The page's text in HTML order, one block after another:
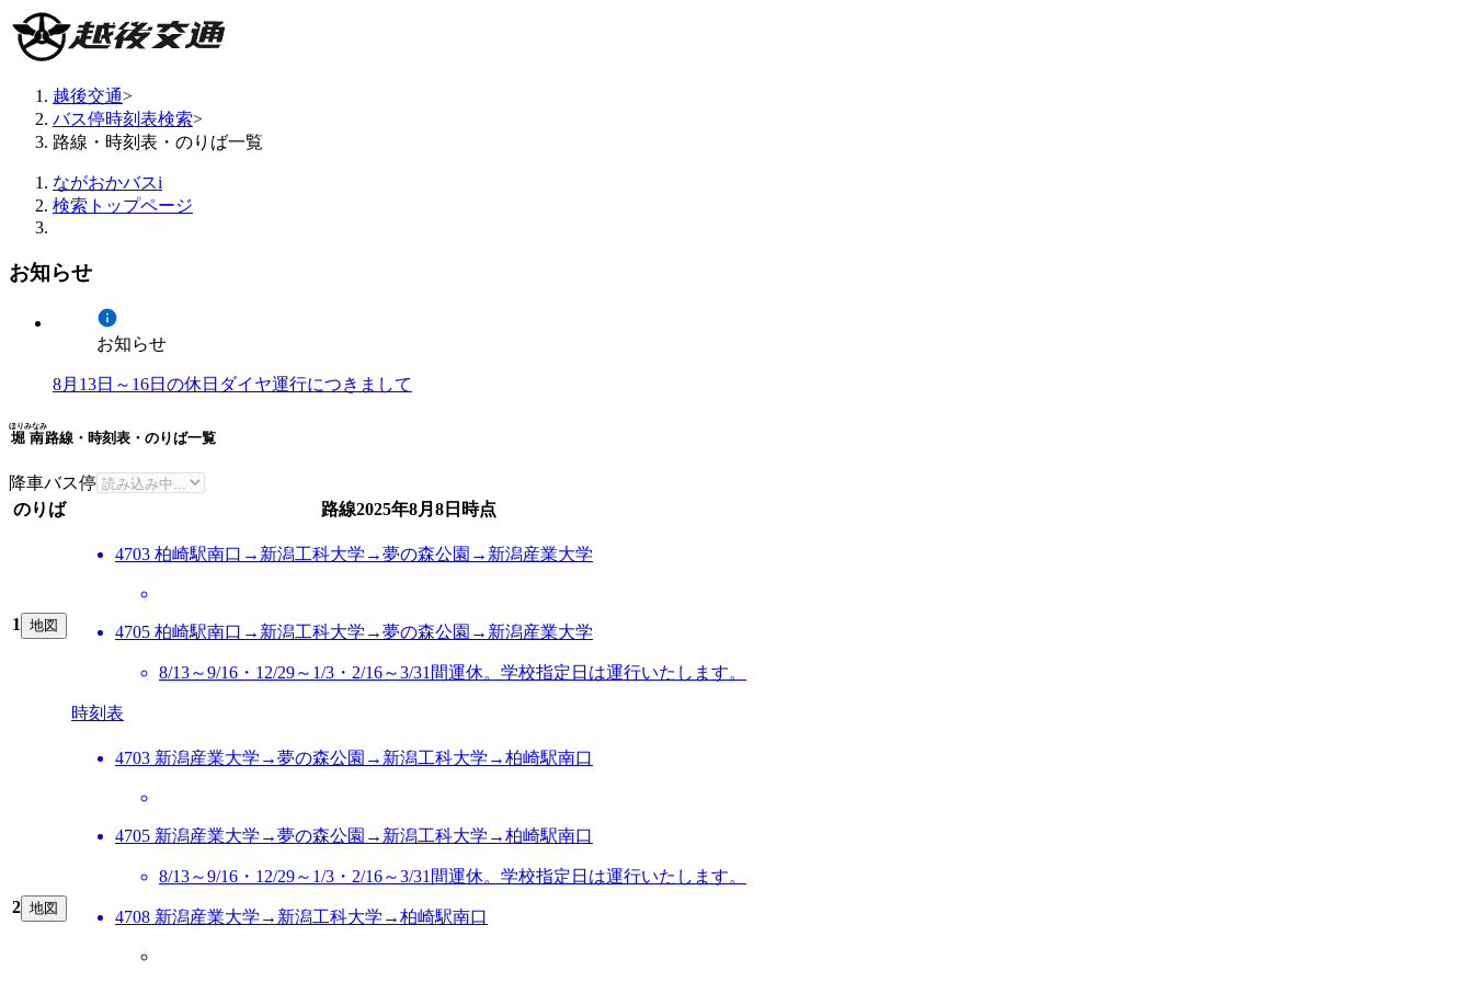
越後交通>
バス停時刻表検索>
路線・時刻表・のりば一覧
ながおかバスi
検索トップページ
お知らせ
お知らせ
8月13日～16日の休日ダイヤ運行につきまして
堀南
ほりみなみ
路線・時刻表・のりば一覧
降車バス停
のりば
路線2025年8月8日 時点
1 地図
4703 柏崎駅南口→新潟工科大学→夢の森公園→新潟産業大学
4705 柏崎駅南口→新潟工科大学→夢の森公園→新潟産業大学
8/13～9/16・12/29～1/3・2/16～3/31間運休。学校指定日は運行いたします。
時刻表
2 地図
4703 新潟産業大学→夢の森公園→新潟工科大学→柏崎駅南口
4705 新潟産業大学→夢の森公園→新潟工科大学→柏崎駅南口
8/13～9/16・12/29～1/3・2/16～3/31間運休。学校指定日は運行いたします。
4708 新潟産業大学→新潟工科大学→柏崎駅南口